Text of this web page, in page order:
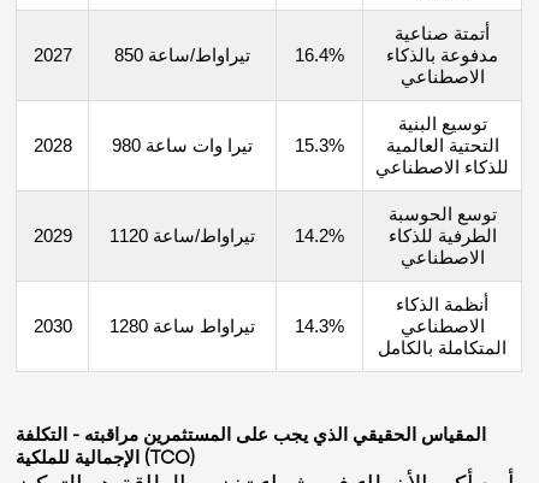
2027 850 تيراواط/ساعة 16.4%
أتمتة صناعية
مدفوعة بالذكاء
الاصطناعي
2028 980 تيرا وات ساعة 15.3%
توسيع البنية
التحتية العالمية
للذكاء الاصطناعي
2029 1120 تيراواط/ساعة 14.2%
توسع الحوسبة
الطرفية للذكاء
الاصطناعي
2030 1280 تيراواط ساعة 14.3%
أنظمة الذكاء
الاصطناعي
المتكاملة بالكامل
المقياس الحقيقي الذي يجب على المستثمرين مراقبته - التكلفة
الإجمالية للملكية (TCO)